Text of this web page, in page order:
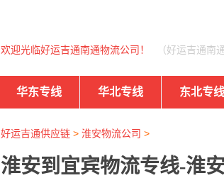
欢迎光临好运吉通南通物流公司！ （好运吉通南
华东专线 华北专线 东北专线
好运吉通供应链> 淮安物流公司 >
淮安到宜宾物流专线-淮